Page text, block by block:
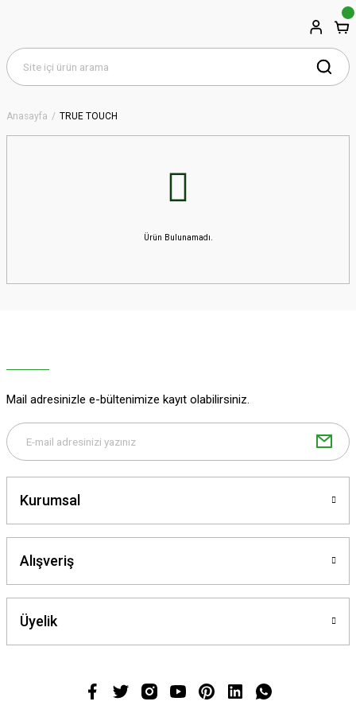
Anasayfa TRUE TOUCH
Ürün Bulunamadı.
Mail adresinizle e-bültenimize kayıt olabilirsiniz.
Kurumsal
Alışveriş
Üyelik